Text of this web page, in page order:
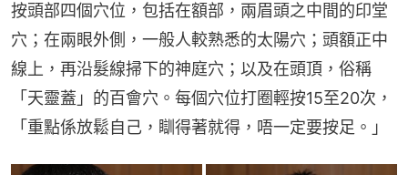
按頭部四個穴位，包括在額部，兩眉頭之中間的印堂
穴；在兩眼外側，一般人較熟悉的太陽穴；頭額正中
線上，再沿髮線掃下的神庭穴；以及在頭頂，俗稱
「天靈蓋」的百會穴。每個穴位打圈輕按15至20次，
「重點係放鬆自己，瞓得著就得，唔一定要按足。」